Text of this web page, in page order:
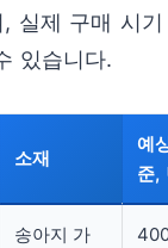
실제 구매 시
있습니다.
소재
예
준,
송아지 가